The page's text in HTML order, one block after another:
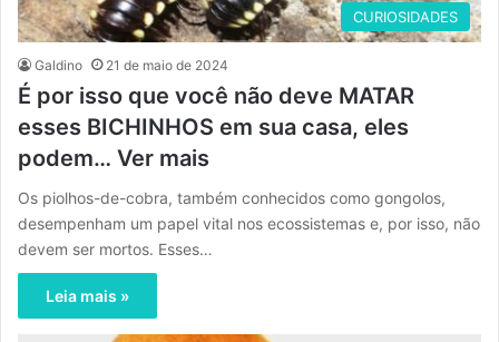
CURIOSIDADES
Galdino 21 de maio de 2024
É por isso que você não deve MATAR
esses BICHINHOS em sua casa, eles
podem… Ver mais
Os piolhos-de-cobra, também conhecidos como gongolos,
desempenham um papel vital nos ecossistemas e, por isso, não
devem ser mortos. Esses…
Leia mais »